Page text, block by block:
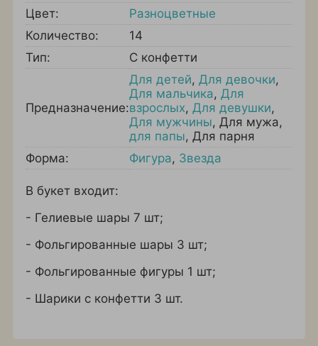
Цвет:
Разноцветные
Количество:
14
Тип:
С конфетти
Предназначение:
Для детей, Для девочки,
Для мальчика, Для
взрослых, Для девушки,
Для мужчины, Для мужа,
для папы, Для парня
Форма:
Фигура, Звезда
В букет входит:
- Гелиевые шары 7 шт;
- Фольгированные шары 3 шт;
- Фольгированные фигуры 1 шт;
- Шарики с конфетти 3 шт.